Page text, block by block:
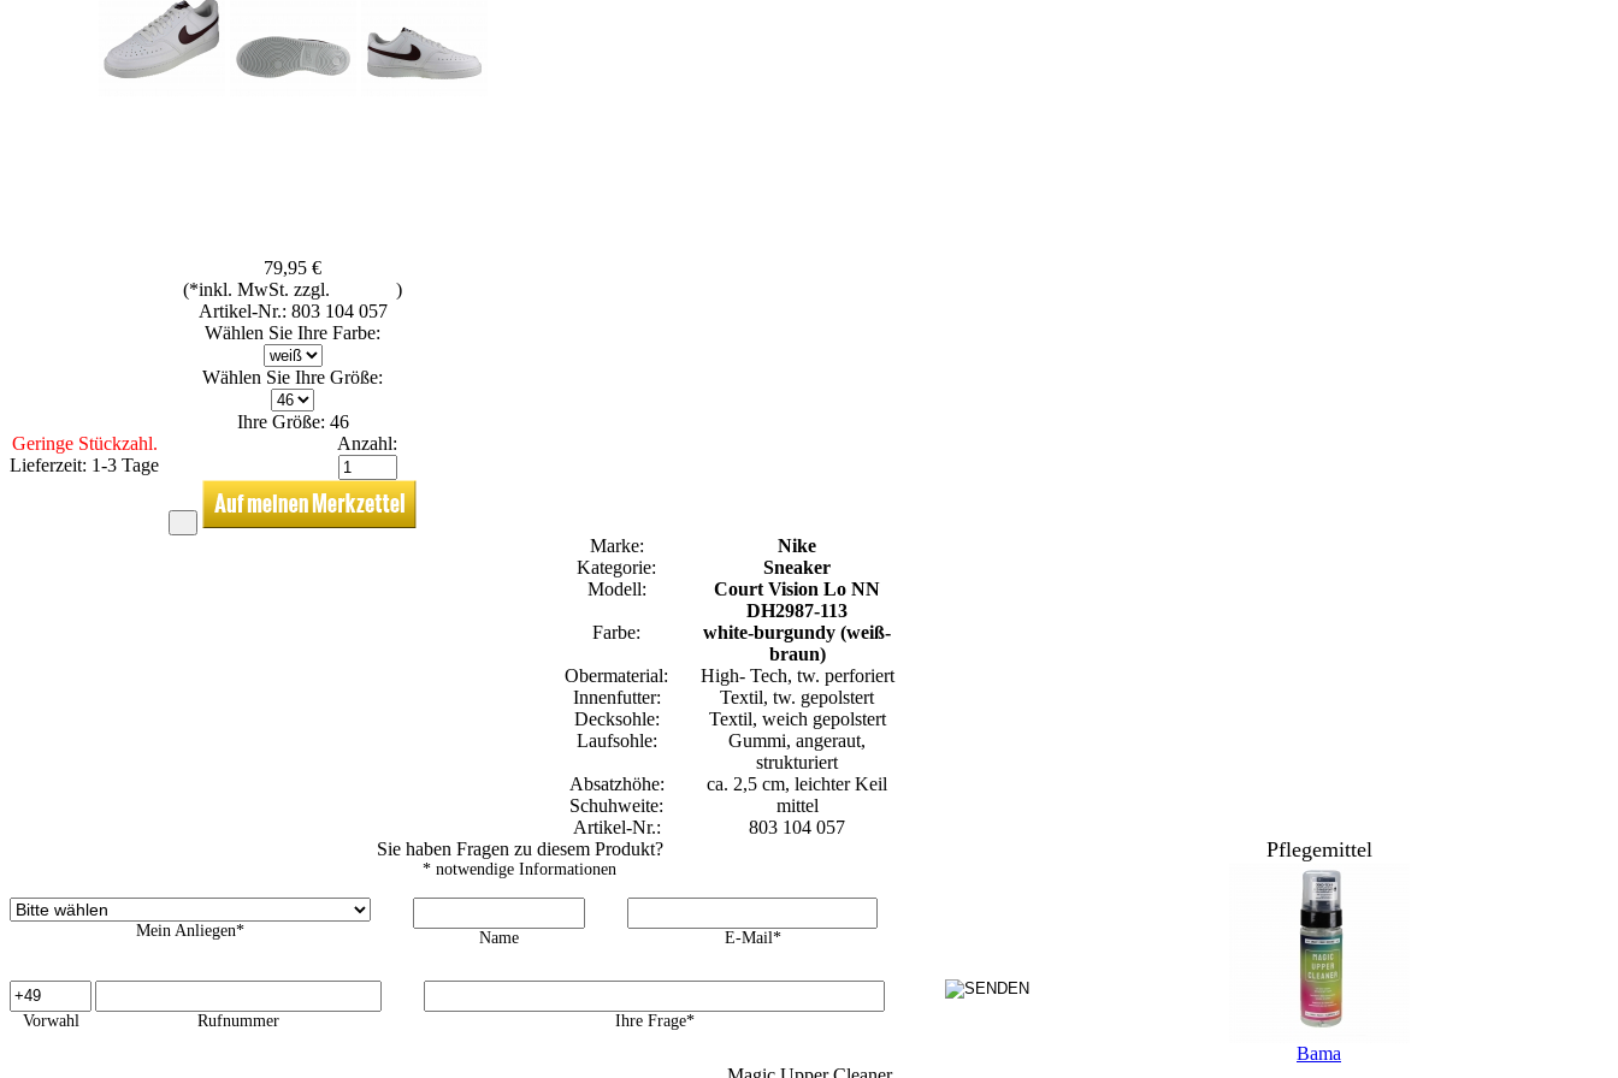
79,95 €
(*inkl. MwSt. zzgl.
)
Artikel-Nr.: 803 104 057
Wählen Sie Ihre Farbe:
Wählen Sie Ihre Größe:
Ihre Größe: 46
Geringe Stückzahl.
Lieferzeit: 1-3 Tage
Anzahl:
Marke:
Nike
Kategorie:
Sneaker
Modell:
Court Vision Lo NN
DH2987-113
Farbe:
white-burgundy (weiß-
braun)
Obermaterial:
High- Tech, tw. perforiert
Innenfutter:
Textil, tw. gepolstert
Decksohle:
Textil, weich gepolstert
Laufsohle:
Gummi, angeraut,
strukturiert
Absatzhöhe:
ca. 2,5 cm, leichter Keil
Schuhweite:
mittel
Artikel-Nr.:
803 104 057
Sie haben Fragen zu diesem Produkt?
* notwendige Informationen
Mein Anliegen* Name E-Mail*
Vorwahl Rufnummer Ihre Frage*
Pflegemittel
Bama